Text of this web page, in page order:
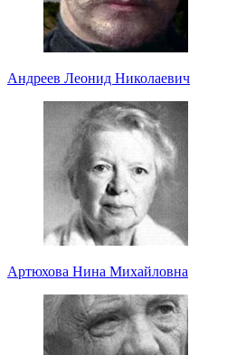
Андреев Леонид Николаевич
Артюхова Нина Михайловна